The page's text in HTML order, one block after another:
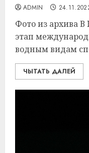
ADMIN
Фото из архива В
этап
водным видам
ЧЫТАТЬ ДАЛЕЙ